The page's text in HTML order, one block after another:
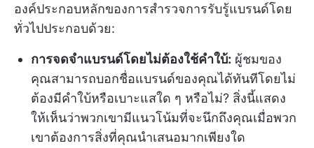
องค์ประกอบหลักของการสำรวจการรับรู้แบรนด์โดย
ทั่วไปประกอบด้วย:
การจดจำแบรนด์โดยไม่ต้องใช้คำใบ้: ผู้ชมของ
คุณสามารถบอกชื่อแบรนด์ของคุณได้ทันทีโดยไม่
ต้องมีคำใบ้หรือเบาะแสใด ๆ หรือไม่? สิ่งนี้แสดง
ให้เห็นว่าพวกเขามีแนวโน้มที่จะนึกถึงคุณเมื่อพวก
เขาต้องการสิ่งที่คุณนำเสนอมากเพียงใด